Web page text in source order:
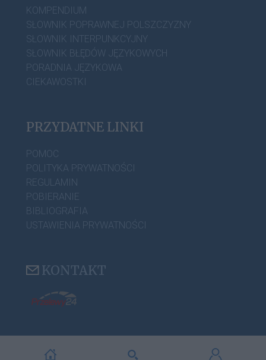
KOMPENDIUM
SŁOWNIK POPRAWNEJ POLSZCZYZNY
SŁOWNIK INTERPUNKCYJNY
SŁOWNIK BŁĘDÓW JĘZYKOWYCH
PORADNIA JĘZYKOWA
CIEKAWOSTKI
PRZYDATNE LINKI
POMOC
POLITYKA PRYWATNOŚCI
REGULAMIN
POBIERANIE
BIBLIOGRAFIA
USTAWIENIA PRYWATNOŚCI
KONTAKT